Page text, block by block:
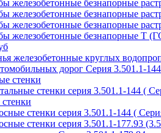
железобетонные безнапорные
железобетонные безнапорные
железобетонные безнапорные
железобетонные безнапорные Т
железобетонные круглых
дорог Серия 3.501.1-144
стенки
стенки серия 3.501.1-144 (
стенки серия 3.501.1-144 (
стенки серия 3.501.1-177.93